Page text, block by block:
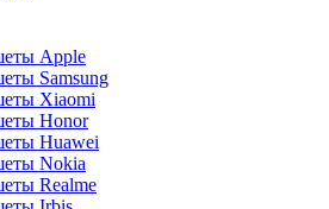
Apple
Samsung
Xiaomi
Honor
Huawei
Nokia
Realme